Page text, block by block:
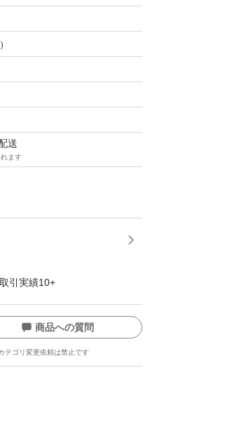
送
ます
取引実績10+
商品への質問
テゴリ変更依頼は禁止です